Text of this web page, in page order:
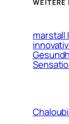
WEITERE
marstall